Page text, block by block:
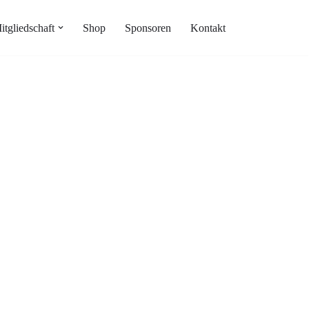
Shop Sponsoren Kontakt